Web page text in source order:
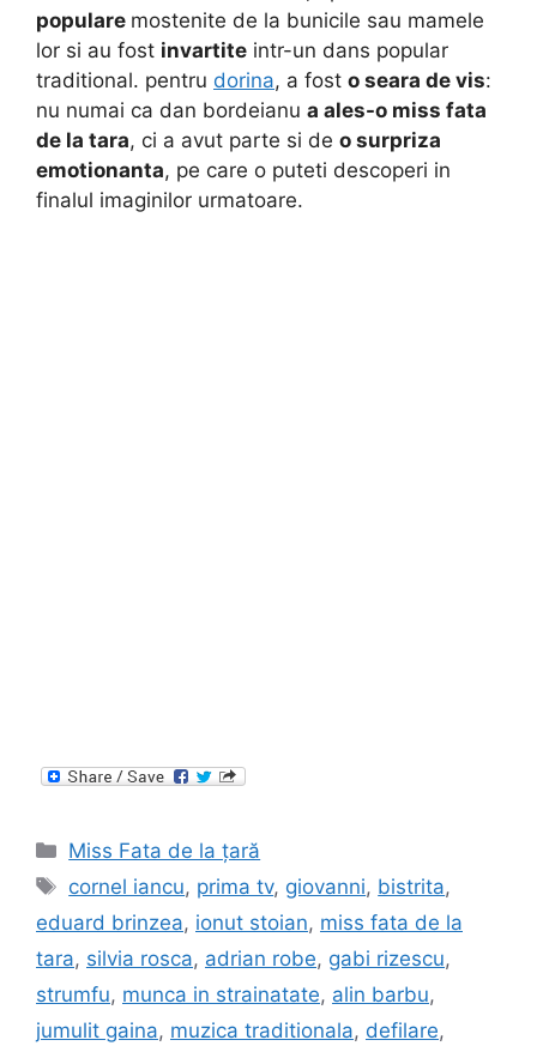
populare mostenite de la bunicile sau mamele
lor si au fost invartite intr-un dans popular
traditional. pentru dorina, a fost o seara de vis:
nu numai ca dan bordeianu a ales-o miss fata
de la tara, ci a avut parte si de o surpriza
emotionanta, pe care o puteti descoperi in
finalul imaginilor urmatoare.
Categories
Miss Fata de la țară
Tags
cornel iancu, prima tv, giovanni, bistrita,
eduard brinzea, ionut stoian, miss fata de la
tara, silvia rosca, adrian robe, gabi rizescu,
strumfu, munca in strainatate, alin barbu,
jumulit gaina, muzica traditionala, defilare,